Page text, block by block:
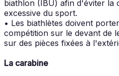
biathlon (IBU) afin d'éviter la
excessive du sport.
• Les biathlètes doivent
compétition sur le devant de
sur des pièces fixées à
La carabine